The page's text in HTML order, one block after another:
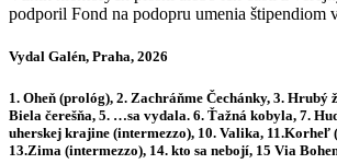
podporil Fond na podopru umenia štipendiom
Vydal Galén, Praha, 2026
1. Oheň (prológ), 2. Zachráňme Čechánky, 3. Hrubý
Biela čerešňa, 5. …sa vydala. 6. Ťažná kobyla, 7.
uherskej krajine (intermezzo), 10. Valika, 11.Korheľ
13.Zima (intermezzo), 14. kto sa nebojí, 15 Via